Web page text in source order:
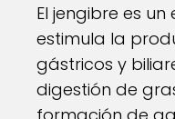
El jengibre es
estimula la
gástricos y
digestión de